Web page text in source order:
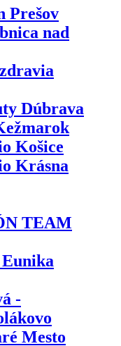
Prešov
nad
Dúbrava
Košice
Krásna
TEAM
-
Mesto